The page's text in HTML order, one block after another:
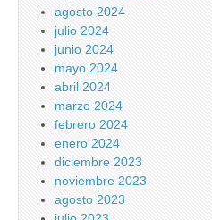
agosto 2024
julio 2024
junio 2024
mayo 2024
abril 2024
marzo 2024
febrero 2024
enero 2024
diciembre 2023
noviembre 2023
agosto 2023